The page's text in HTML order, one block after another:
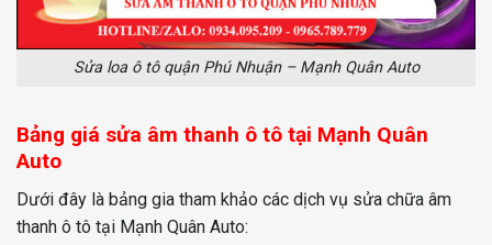
Sửa loa ô tô quận Phú Nhuận – Mạnh Quân Auto
Bảng giá sửa âm thanh ô tô tại Mạnh Quân
Auto
Dưới đây là bảng gia tham khảo các dịch vụ sửa chữa âm
thanh ô tô tại Mạnh Quân Auto: